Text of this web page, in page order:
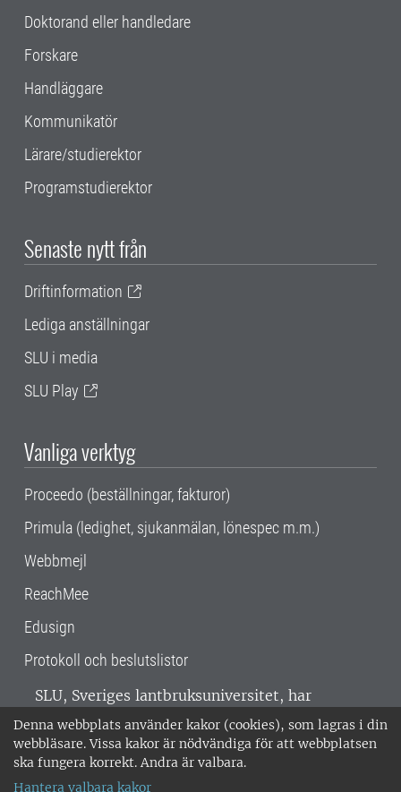
Denna webbplats använder kakor (cookies), som lagras i din
webbläsare. Vissa kakor är nödvändiga för att webbplatsen
ska fungera korrekt. Andra är valbara.
Hantera valbara kakor
Doktorand eller handledare
Forskare
Handläggare
Kommunikatör
Lärare/studierektor
Programstudierektor
Senaste nytt från
Driftinformation
Lediga anställningar
SLU i media
SLU Play
Vanliga verktyg
Proceedo (beställningar, fakturor)
Primula (ledighet, sjukanmälan, lönespec m.m.)
Webbmejl
ReachMee
Edusign
Protokoll och beslutslistor
SLU, Sveriges lantbruksuniversitet, har
verksamhet över hela Sverige. Huvudorter är
Alnarp, Uppsala och Umeå.SLU är
miljöcertifierat enligt ISO 14001. •
018-67 10 00 • Org nr: 202100-2817 •